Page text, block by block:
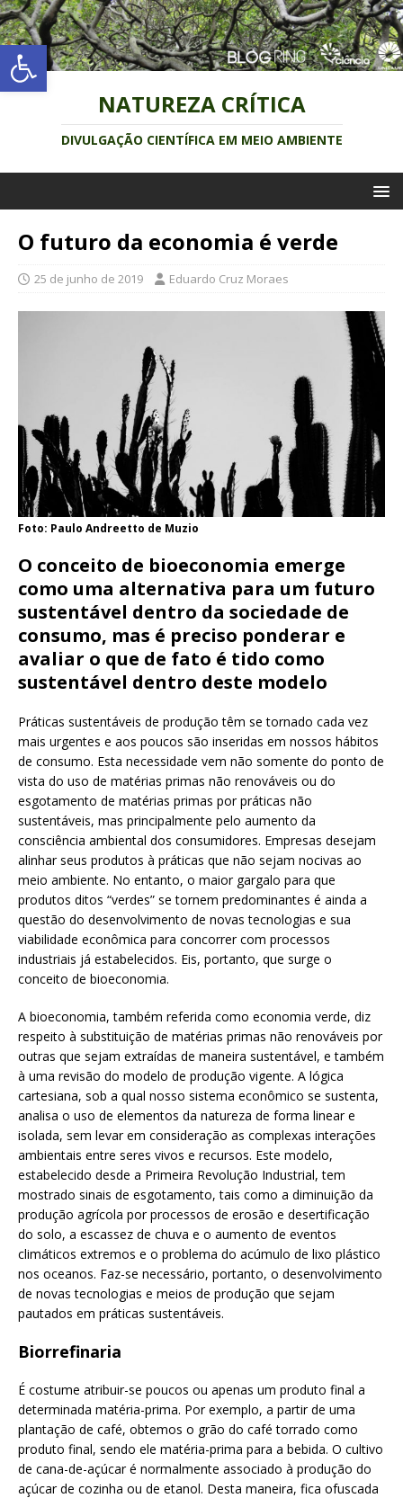
Abrir a barra de ferramentas
NATUREZA CRÍTICA
DIVULGAÇÃO CIENTÍFICA EM MEIO AMBIENTE
O futuro da economia é verde
25 de junho de 2019 Eduardo Cruz Moraes
Foto: Paulo Andreetto de Muzio
O conceito de bioeconomia emerge
como uma alternativa para um futuro
sustentável dentro da sociedade de
consumo, mas é preciso ponderar e
avaliar o que de fato é tido como
sustentável dentro deste modelo
Práticas sustentáveis de produção têm se tornado cada vez
mais urgentes e aos poucos são inseridas em nossos hábitos
de consumo. Esta necessidade vem não somente do ponto de
vista do uso de matérias primas não renováveis ou do
esgotamento de matérias primas por práticas não
sustentáveis, mas principalmente pelo aumento da
consciência ambiental dos consumidores. Empresas desejam
alinhar seus produtos à práticas que não sejam nocivas ao
meio ambiente. No entanto, o maior gargalo para que
produtos ditos “verdes” se tornem predominantes é ainda a
questão do desenvolvimento de novas tecnologias e sua
viabilidade econômica para concorrer com processos
industriais já estabelecidos. Eis, portanto, que surge o
conceito de bioeconomia.
A bioeconomia, também referida como economia verde, diz
respeito à substituição de matérias primas não renováveis por
outras que sejam extraídas de maneira sustentável, e também
à uma revisão do modelo de produção vigente. A lógica
cartesiana, sob a qual nosso sistema econômico se sustenta,
analisa o uso de elementos da natureza de forma linear e
isolada, sem levar em consideração as complexas interações
ambientais entre seres vivos e recursos. Este modelo,
estabelecido desde a Primeira Revolução Industrial, tem
mostrado sinais de esgotamento, tais como a diminuição da
produção agrícola por processos de erosão e desertificação
do solo, a escassez de chuva e o aumento de eventos
climáticos extremos e o problema do acúmulo de lixo plástico
nos oceanos. Faz-se necessário, portanto, o desenvolvimento
de novas tecnologias e meios de produção que sejam
pautados em práticas sustentáveis.
Biorrefinaria
É costume atribuir-se poucos ou apenas um produto final a
determinada matéria-prima. Por exemplo, a partir de uma
plantação de café, obtemos o grão do café torrado como
produto final, sendo ele matéria-prima para a bebida. O cultivo
de cana-de-açúcar é normalmente associado à produção do
açúcar de cozinha ou de etanol. Desta maneira, fica ofuscada